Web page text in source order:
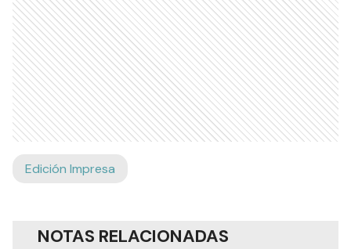
Edición Impresa
NOTAS RELACIONADAS